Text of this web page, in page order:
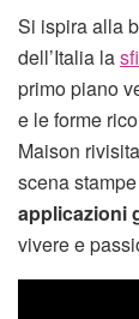
Si ispira alla
dell’Italia la
primo piano
e le forme
Maison
scena
applicazioni
vivere e